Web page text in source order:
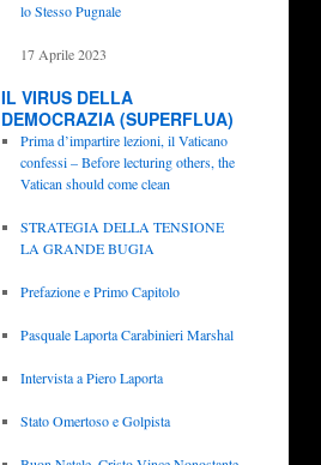
lo Stesso Pugnale
17 Aprile 2023
IL VIRUS DELLA
DEMOCRAZIA (SUPERFLUA)
Prima d’impartire lezioni, il Vaticano
confessi – Before lecturing others, the
Vatican should come clean
STRATEGIA DELLA TENSIONE
LA GRANDE BUGIA
Prefazione e Primo Capitolo
Pasquale Laporta Carabinieri Marshal
Intervista a Piero Laporta
Stato Omertoso e Golpista